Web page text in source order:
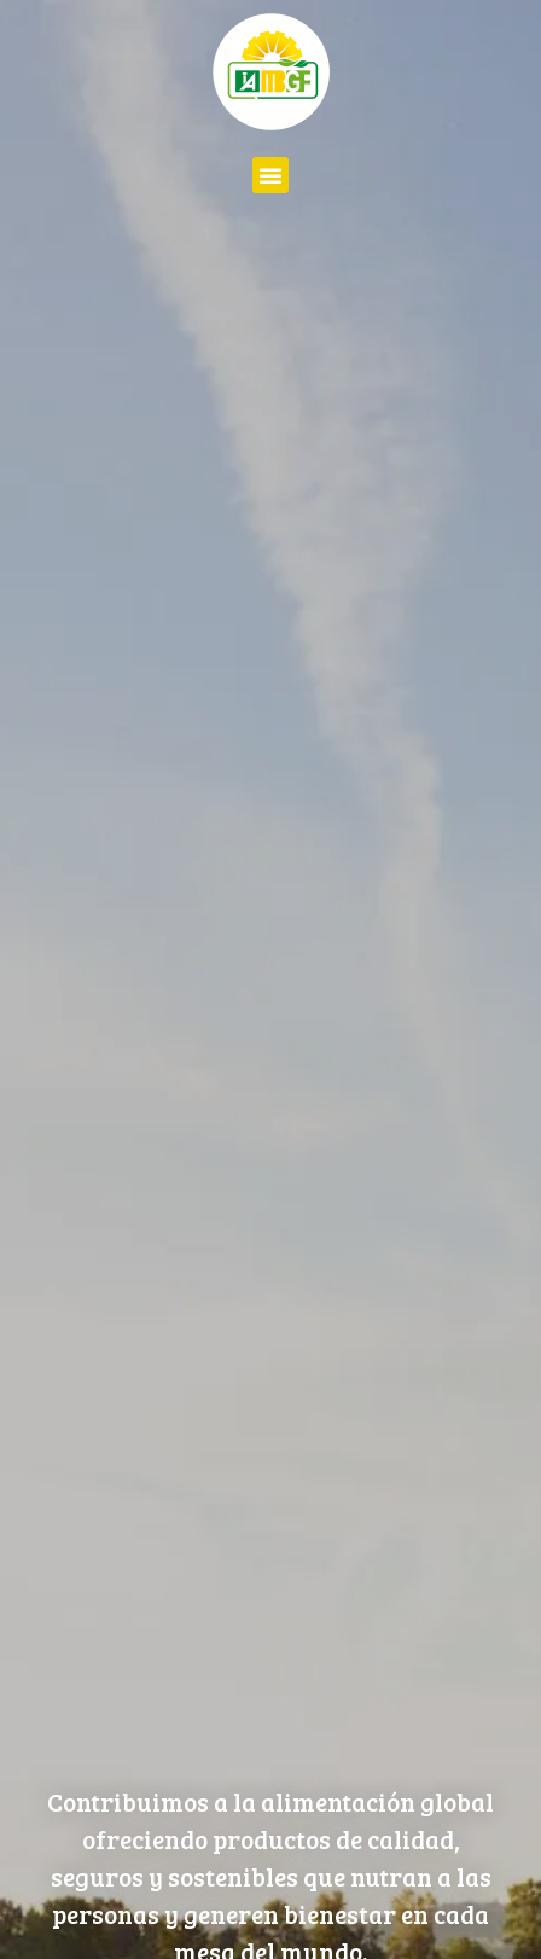
Contribuimos a la alimentación global
ofreciendo productos de calidad,
seguros y sostenibles que nutran a las
personas y generen bienestar en cada
mesa del mundo.